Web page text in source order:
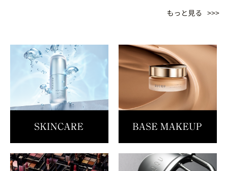
もっと見る